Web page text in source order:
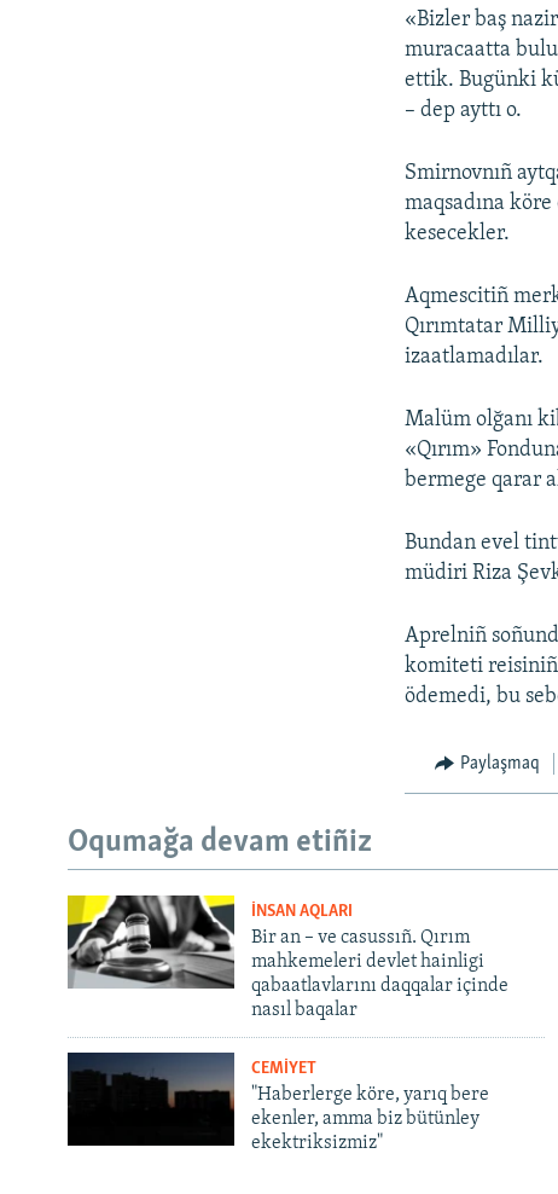
«Bizler baş
muracaatta
ettik. Bugünki
– dep ayttı o.
Smirnovnıñ
maqsadına
kesecekler.
Aqmescitiñ
Qırımtatar
izaatlamadılar.
Malüm olğanı
«Qırım»
bermege qarar
Bundan evel
müdiri Riza
Aprelniñ
komiteti reisiniñ
ödemedi, bu
Paylaşmaq
Oqumağa devam etiñiz
İNSAN AQLARI
Bir an – ve casussıñ. Qırım
mahkemeleri devlet hainligi
qabaatlavlarını daqqalar içinde
nasıl baqalar
CEMİYET
"Haberlerge köre, yarıq bere
ekenler, amma biz bütünley
ekektriksizmiz"